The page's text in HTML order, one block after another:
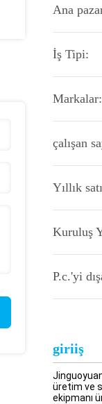
Ana
İş Tipi:
Markalar:
çalışan
Yıllık
Kuruluş
P.c.'yi
giriiş
üretim ve
ekipmanı